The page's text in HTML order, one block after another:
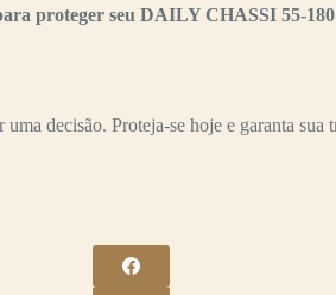
proteger seu DAILY CHASSI 55-
decisão. Proteja-se hoje e garanta